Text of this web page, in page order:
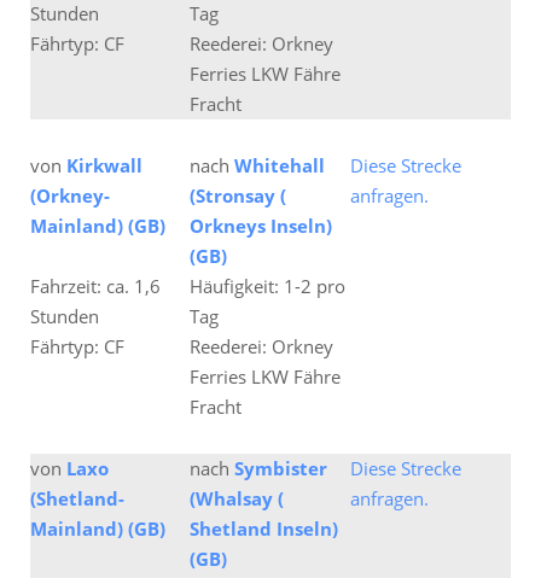
Stunden
Tag
Fährtyp: CF
Reederei: Orkney
Ferries LKW Fähre
Fracht
von Kirkwall
(Orkney-
Mainland) (GB)
nach Whitehall
(Stronsay (
Orkneys Inseln)
(GB)
Diese Strecke
anfragen.
Fahrzeit: ca. 1,6
Stunden
Häufigkeit: 1-2 pro
Tag
Fährtyp: CF
Reederei: Orkney
Ferries LKW Fähre
Fracht
von Laxo
(Shetland-
Mainland) (GB)
nach Symbister
(Whalsay (
Shetland Inseln)
(GB)
Diese Strecke
anfragen.